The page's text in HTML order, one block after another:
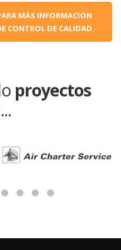
MÁS INFORMACIÓN
CONTROL DE CALIDAD.
proyectos